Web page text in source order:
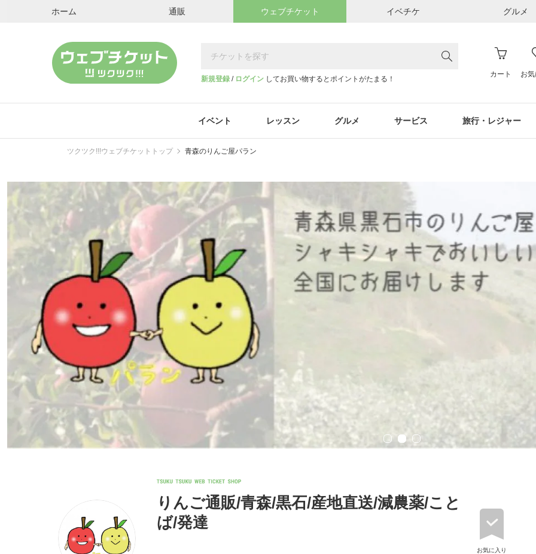
ホーム 通販 ウェブチケット イベチケ グルメ
新規登録 / ログイン してお買い物するとポイントがたまる！
カート お気
イベント レッスン グルメ サービス 旅行・レジャー
ツクツク!!!ウェブチケットトップ 青森のりんご屋パラン
お気に入り
りんご通販/青森/黒石/産地直送/減農薬/こと
ば/発達